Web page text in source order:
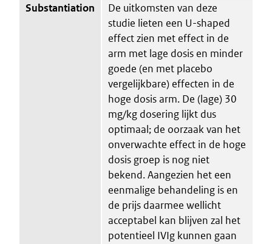
Substantiation
De uitkomsten van deze
studie lieten een U-shaped
effect zien met effect in de
arm met lage dosis en minder
goede (en met placebo
vergelijkbare) effecten in de
hoge dosis arm. De (lage) 30
mg/kg dosering lijkt dus
optimaal; de oorzaak van het
onverwachte effect in de hoge
dosis groep is nog niet
bekend. Aangezien het een
eenmalige behandeling is en
de prijs daarmee wellicht
acceptabel kan blijven zal het
potentieel IVIg kunnen gaan